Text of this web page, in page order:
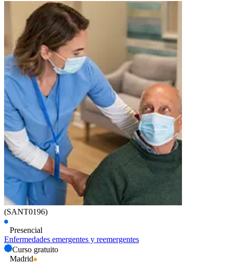
(SANT0196)
Presencial
Enfermedades emergentes y reemergentes
Curso gratuito
Madrid